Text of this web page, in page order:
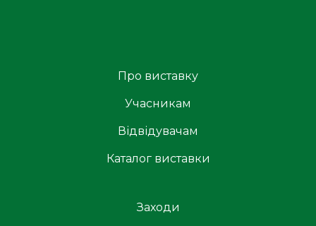
Про виставку
Учасникам
Відвідувачам
Каталог виставки
Заходи